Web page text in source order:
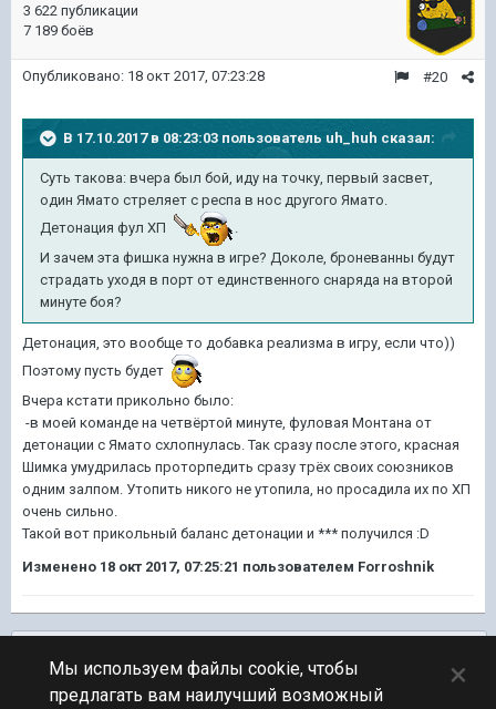
3 622 публикации
7 189 боёв
#20
Опубликовано: 18 окт 2017, 07:23:28
В 17.10.2017 в 08:23:03 пользователь uh_huh сказал:
Суть такова: вчера был бой, иду на точку, первый засвет,
один Ямато стреляет с респа в нос другого Ямато.
Детонация фул ХП
.
И зачем эта фишка нужна в игре? Доколе, броневанны будут
страдать уходя в порт от единственного снаряда на второй
минуте боя?
Детонация, это вообще то добавка реализма в игру, если что))
Поэтому пусть будет
Вчера кстати прикольно было:
-в моей команде на четвёртой минуте, фуловая Монтана от
детонации с Ямато схлопнулась. Так сразу после этого, красная
Шимка умудрилась проторпедить сразу трёх своих союзников
одним залпом. Утопить никого не утопила, но просадила их по ХП
очень сильно.
Такой вот прикольный баланс детонации и *** получился :D
Изменено 18 окт 2017, 07:25:21 пользователем Forroshnik
Мы используем файлы cookie, чтобы
предлагать вам наилучший возможный
×